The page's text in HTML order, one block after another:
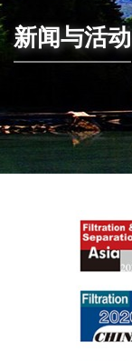
新闻与活动